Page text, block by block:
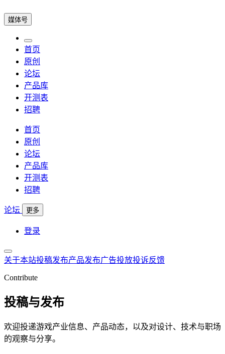
媒体号
首页
原创
论坛
产品库
开测表
招聘
首页
原创
论坛
产品库
开测表
招聘
论坛 更多
登录
关于本站投稿发布产品发布广告投放投诉反馈
Contribute
投稿与发布
欢迎投递游戏产业信息、产品动态，以及对设计、技术与职场
的观察与分享。